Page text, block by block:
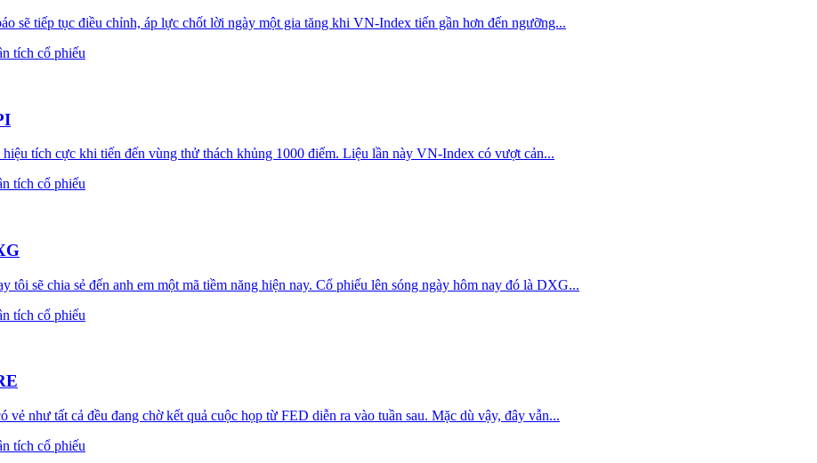
sẽ tiếp tục điều chỉnh, áp lực chốt lời ngày một gia tăng khi VN-Index tiến gần hơn đến ngưỡng...
tích cổ phiếu
tích cực khi tiến đến vùng thử thách khủng 1000 điểm. Liệu lần này VN-Index có vượt cản...
tích cổ phiếu
sẽ chia sẻ đến anh em một mã tiềm năng hiện nay. Cổ phiếu lên sóng ngày hôm nay đó là DXG...
tích cổ phiếu
như tất cả đều đang chờ kết quả cuộc họp từ FED diễn ra vào tuần sau. Mặc dù vậy, đây vẫn...
tích cổ phiếu